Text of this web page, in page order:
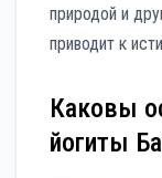
природой и
приводит к
Каковы
йогиты